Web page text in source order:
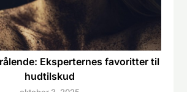
Eksperternes favoritter til
hudtilskud